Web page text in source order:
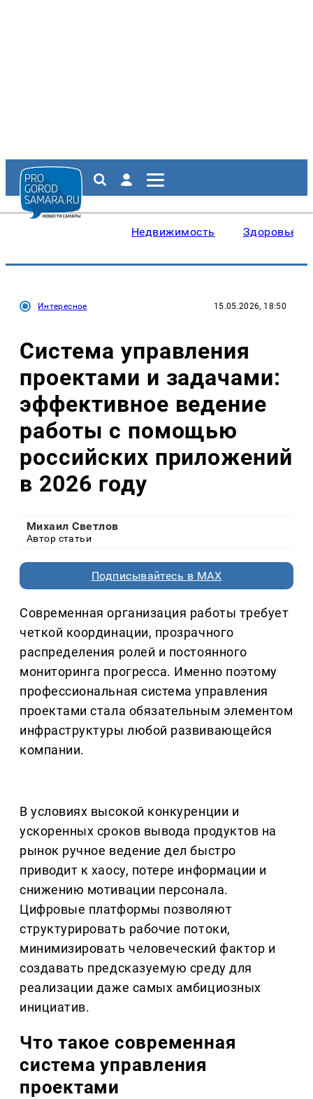
Недвижимость Здоровье
Интересное 15.05.2026, 18:50
Система управления
проектами и задачами:
эффективное ведение
работы с помощью
российских приложений
в 2026 году
Михаил Светлов
Автор статьи
Подписывайтесь в MAX
Современная организация работы требует
четкой координации, прозрачного
распределения ролей и постоянного
мониторинга прогресса. Именно поэтому
профессиональная система управления
проектами стала обязательным элементом
инфраструктуры любой развивающейся
компании.
В условиях высокой конкуренции и
ускоренных сроков вывода продуктов на
рынок ручное ведение дел быстро
приводит к хаосу, потере информации и
снижению мотивации персонала.
Цифровые платформы позволяют
структурировать рабочие потоки,
минимизировать человеческий фактор и
создавать предсказуемую среду для
реализации даже самых амбициозных
инициатив.
Что такое современная
система управления
проектами